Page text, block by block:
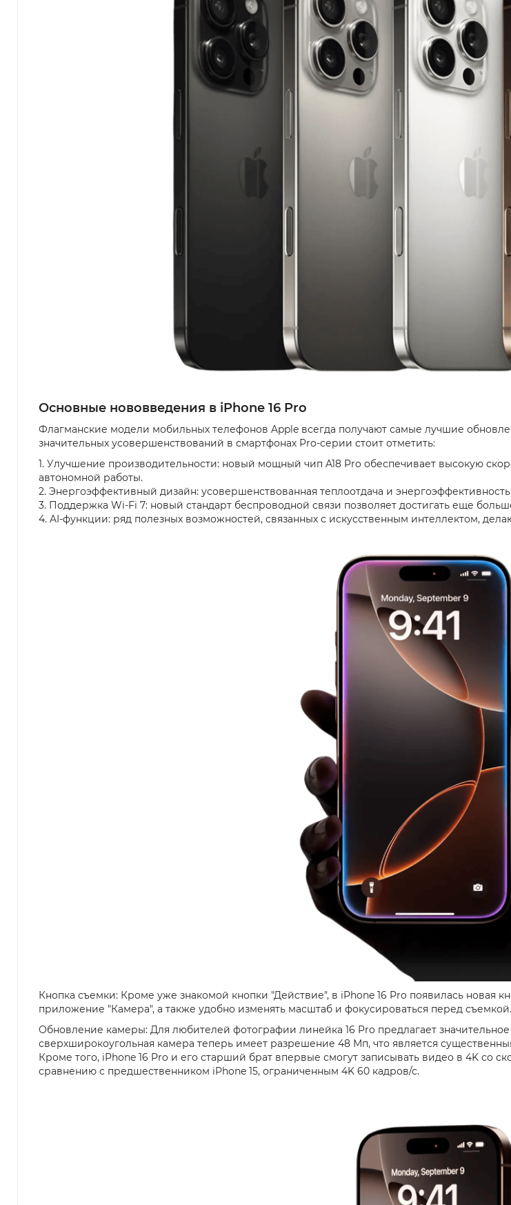
Основные нововведения в iPhone 16 Pro
Флагманские модели мобильных телефонов Apple всегда получают самые лучшие
значительных усовершенствований в смартфонах Pro-серии стоит отметить:
1. Улучшение производительности: новый мощный чип A18 Pro обеспечивает высокую
автономной работы.
2. Энергоэффективный дизайн: усовершенствованная теплоотдача и
3. Поддержка Wi-Fi 7: новый стандарт беспроводной связи позволяет достигать еще
4. AI-функции: ряд полезных возможностей, связанных с искусственным интеллектом,
Кнопка съемки: Кроме уже знакомой кнопки "Действие", в iPhone 16 Pro появилась новая
приложение "Камера", а также удобно изменять масштаб и фокусироваться перед съемкой.
Обновление камеры: Для любителей фотографии линейка 16 Pro предлагает
сверхширокоугольная камера теперь имеет разрешение 48 Мп, что является
Кроме того, iPhone 16 Pro и его старший брат впервые смогут записывать видео в 4K со
сравнению с предшественником iPhone 15, ограниченным 4K 60 кадров/с.